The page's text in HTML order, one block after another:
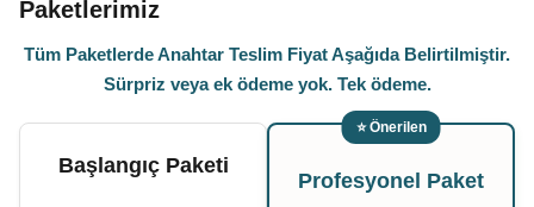
Paketlerimiz
Tüm Paketlerde Anahtar Teslim Fiyat Aşağıda Belirtilmiştir.
Sürpriz veya ek ödeme yok. Tek ödeme.
Başlangıç Paketi
⭐ Önerilen
Profesyonel Paket